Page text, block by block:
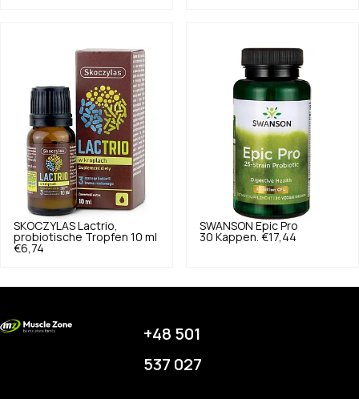
SKOCZYLAS Lactrio,
probiotische Tropfen 10 ml
€6,74
SWANSON Epic Pro
30 Kappen. €17,44
+48 501
537 027